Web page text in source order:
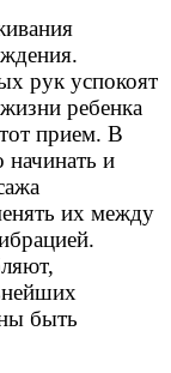
рук успокоят
ребенка
прием. В
начинать и
их между
быть